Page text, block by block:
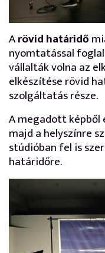
Arövid határidő
nyomtatással
vállalták volna az
elkészítése rövid
szolgáltatás része.
A megadott
majd a helyszínre
stúdióban fel is
határidőre.